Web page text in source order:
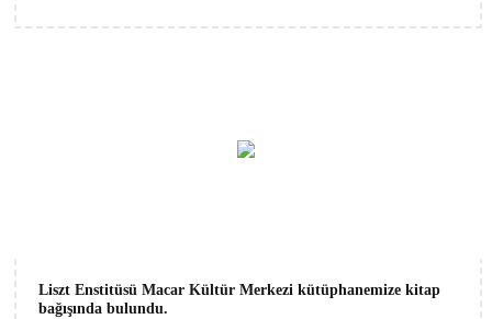
Liszt Enstitüsü Macar Kültür Merkezi kütüphanemize kitap
bağışında bulundu.